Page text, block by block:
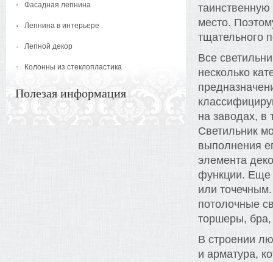
Фасадная лепнина
Лепнина в интерьере
Лепной декор
Колонны из стеклопластика
Полезая информация
место.
тщательного
Все
несколько
на заводах, в
Светильник
выполнения
элемента
функции. Еще
или
потолочные
торшеры,
В строении
и арматура,